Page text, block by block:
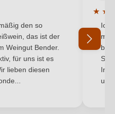
von 5 von 5 Sternen
den so
das ist der
Weingut Bender.
für uns ist es
lieben diesen
★ ★
Ich
mit
und